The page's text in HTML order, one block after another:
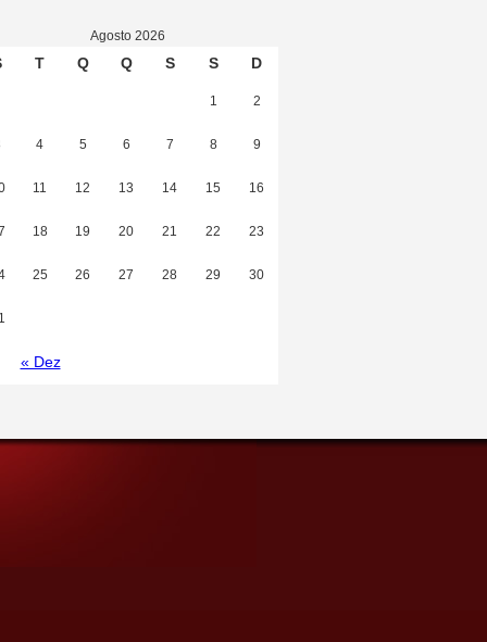
Agosto 2026
T Q Q S S D
« Dez
1 2
4 5 6 7 8 9
11 12 13 14 15 16
18 19 20 21 22 23
25 26 27 28 29 30